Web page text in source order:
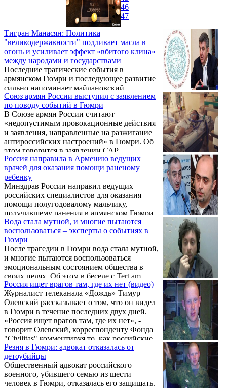
Тигран Манасян: Политика
"великодержавности" подливает масла в
огонь и усиливает эффект «вбитого клина»
между народами и государствами
Последние трагические события в
армянском Гюмри и последующее развитие
сильно напоминает майдановский
украинский сценарий. У некоторых сил на
Западе существует жизненно необходимая
цель максимального ослабления позиций
России на постсоветском пространстве.
Цена в данном случае для них не имеет
значения.
Союз армян России выступил с заявлением
по поводу событий в Гюмри
В Союзе армян России считают
«недопустимым провокационные действия
и заявления, направленные на разжигание
антироссийских настроений» в Гюмри. Об
этом говорится в заявлении САР,
поступившем в Новости Армении –
NEWS.am. Союз армян России при этом
предлагает руководству Армении объявить
общенациональный траур 21 января, на
седьмой день после похорон семьи
Аветисянов.
Россия направила в Армению ведущих
врачей для оказания помощи раненому
ребенку
Минздрав России направил ведущих
российских специалистов для оказания
помощи полугодовалому мальчику,
получившему ранения в армянском Гюмри,
где была убита семья из шести человек. Об
этом сообщил журналистам пресс-секретарь
Минздрава Олег Салагай.
Вода стала мутной, и многие пытаются
воспользоваться – эксперты о событиях в
Гюмри
После трагедии в Гюмри вода стала мутной,
и многие пытаются воспользоваться
эмоциональным состоянием общества в
своих целях. Об этом в беседе с Tert.am
сказал эксперт по информационной
безопасности Самвел Мартиросян.
Россия ищет врагов там, где их нет (видео)
Журналист телеканала «Дождь» Тимур
Олевский рассказывает о том, что он видел
в Гюмри в течение последних двух дней.
«Россия ищет врагов там, где их нет», -
говорит Олевский, корреспонденту Фонда
"Civilitas" комментируя то, как российские
СМИ освещают события в Армении.
Резня в Гюмри: адвокат отказалась от
детоубийцы
Общественный адвокат российского
военного, убившего семью из шести
человек в Гюмри, отказалась его защищать.
46
47